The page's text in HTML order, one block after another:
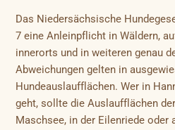
Das Niedersächsische
7 eine Anleinpflicht in Wäldern,
innerorts und in weiteren genau
Abweichungen gelten in
Hundeauslaufflächen. Wer in
geht, sollte die Auslaufflächen
Maschsee, in der Eilenriede